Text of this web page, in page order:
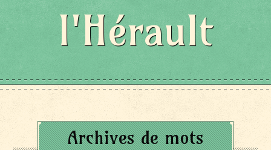
l'Hérault
Archives de mots